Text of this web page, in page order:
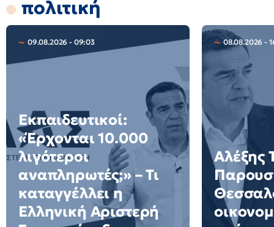
πολιτική
09.08.2026 - 09:03
Εκπαιδευτικοί:
«Έρχονται 10.000
λιγότεροι
αναπληρωτές;» – Τι
καταγγέλλει η
Ελληνική Αριστερή
08.08.2026 -
Αλέξης